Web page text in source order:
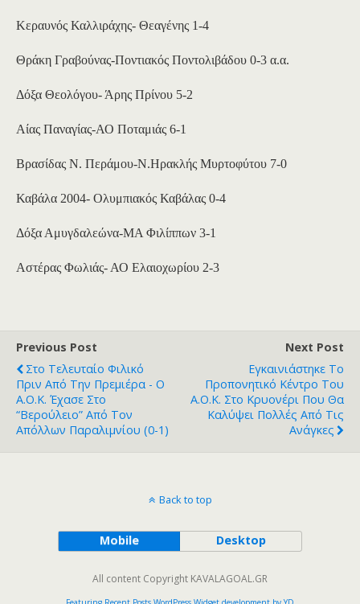
Κεραυνός Καλλιράχης- Θεαγένης 1-4
Θράκη Γραβούνας-Ποντιακός Ποντολιβάδου 0-3 α.α.
Δόξα Θεολόγου- Άρης Πρίνου 5-2
Αίας Παναγίας-ΑΟ Ποταμιάς 6-1
Βρασίδας Ν. Περάμου-Ν.Ηρακλής Μυρτοφύτου 7-0
Καβάλα 2004- Ολυμπιακός Καβάλας 0-4
Δόξα Αμυγδαλεώνα-ΜΑ Φιλίππων 3-1
Αστέρας Φωλιάς- ΑΟ Ελαιοχωρίου 2-3
Previous Post
Στο Τελευταίο Φιλικό
Πριν Από Την Πρεμιέρα - Ο
Α.Ο.Κ. Έχασε Στο
“Βερούλειο” Από Τον
Απόλλων Παραλιμνίου (0-1)
Next Post
Εγκαινιάστηκε Το
Προπονητικό Κέντρο Του
Α.Ο.Κ. Στο Κρυονέρι Που Θα
Καλύψει Πολλές Από Τις
Ανάγκες
Back to top
Mobile Desktop
All content Copyright KAVALAGOAL.GR